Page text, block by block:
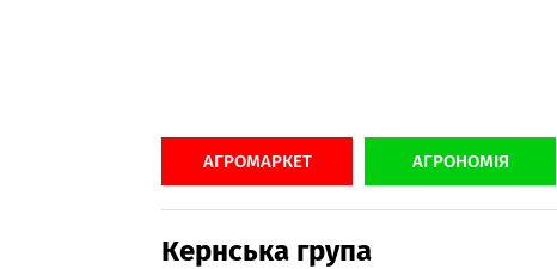
АГРОМАРКЕТ АГРОНОМІЯ
Кернська група